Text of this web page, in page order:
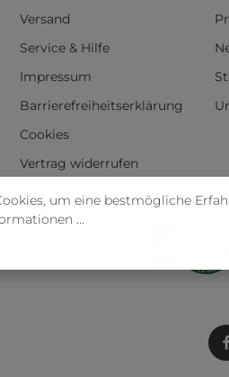
Versand
Service & Hilfe
Impressum
Barrierefreiheitserklärung
Cookies
Vertrag widerrufen
um eine bestmögliche
...